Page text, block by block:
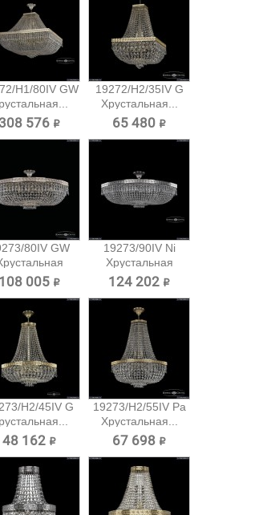
H1/80IV GW
576 ₽
19272/H2/35IV G
Хрустальная...
65 480 ₽
80IV GW
потолочная...
108 005 ₽
19273/90IV Ni
Хрустальная
потолочная...
124 202 ₽
H2/45IV G
48 162 ₽
19273/H2/55IV Pa
Хрустальная...
67 698 ₽